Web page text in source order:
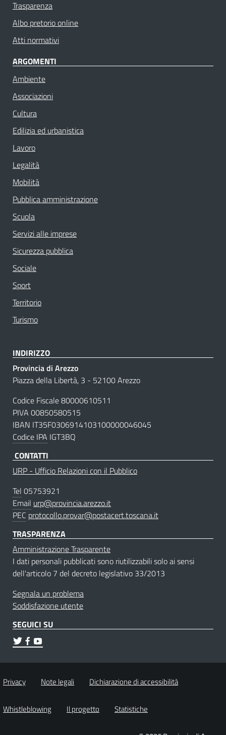
Trasparenza
Albo pretorio online
Atti normativi
ARGOMENTI
Ambiente
Associazioni
Cultura
Edilizia ed urbanistica
Lavoro
Legalità
Mobilità
Pubblica amministrazione
Scuola
Servizi alle imprese
Sicurezza pubblica
Sociale
Sport
Territorio
Turismo
INDIRIZZO
Provincia di Arezzo
Piazza della Libertà, 3 - 52100 Arezzo
Codice Fiscale 80000610511
PIVA 00850580515
IBAN IT35F0306914103100000046045
Codice IPA IGT3BQ
CONTATTI
URP - Ufficio Relazioni con il Pubblico
Tel 05753921
Email urp@provincia.arezzo.it
PEC protocollo.provar@postacert.toscana.it
TRASPARENZA
Amministrazione Trasparente
I dati personali pubblicati sono riutilizzabili solo ai sensi
dell'articolo 7 del decreto legislativo 33/2013
Segnala un problema
Soddisfazione utente
SEGUICI SU
Privacy Note legali Dichiarazione di accessibilità
Whistleblowing Il progetto Statistiche